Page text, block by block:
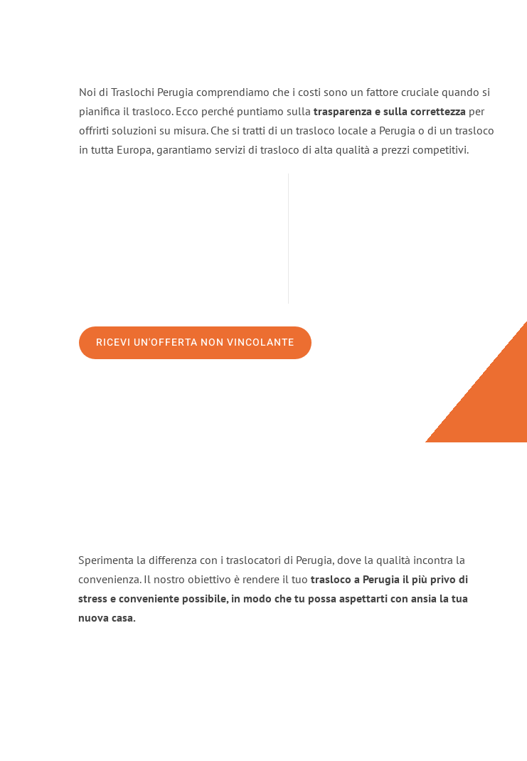
Noi di Traslochi Perugia comprendiamo che i costi sono un fattore cruciale quando si
pianifica il trasloco. Ecco perché puntiamo sulla trasparenza e sulla correttezza per
offrirti soluzioni su misura. Che si tratti di un trasloco locale a Perugia o di un trasloco
in tutta Europa, garantiamo servizi di trasloco di alta qualità a prezzi competitivi.
RICEVI UN'OFFERTA NON VINCOLANTE
Sperimenta la differenza con i traslocatori di Perugia, dove la qualità incontra la
convenienza. Il nostro obiettivo è rendere il tuo trasloco a Perugia il più privo di
stress e conveniente possibile, in modo che tu possa aspettarti con ansia la tua
nuova casa.